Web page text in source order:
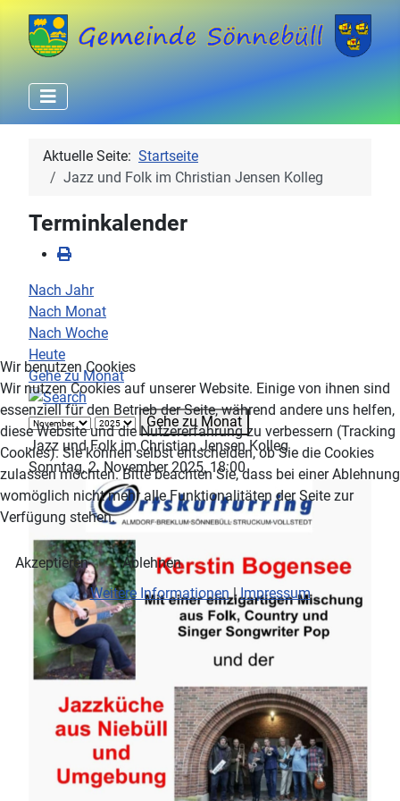
Aktuelle Seite: Startseite
Jazz und Folk im Christian Jensen Kolleg
Terminkalender
Nach Jahr
Nach Monat
Nach Woche
Heute
Gehe zu Monat
Gehe zu Monat
Jazz und Folk im Christian Jensen Kolleg
Sonntag, 2. November 2025, 18:00
Wir benutzen Cookies
Wir nutzen Cookies auf unserer Website. Einige von ihnen sind
essenziell für den Betrieb der Seite, während andere uns helfen,
diese Website und die Nutzererfahrung zu verbessern (Tracking
Cookies). Sie können selbst entscheiden, ob Sie die Cookies
zulassen möchten. Bitte beachten Sie, dass bei einer Ablehnung
womöglich nicht mehr alle Funktionalitäten der Seite zur
Verfügung stehen.
Akzeptieren
Ablehnen
Weitere Informationen|Impressum